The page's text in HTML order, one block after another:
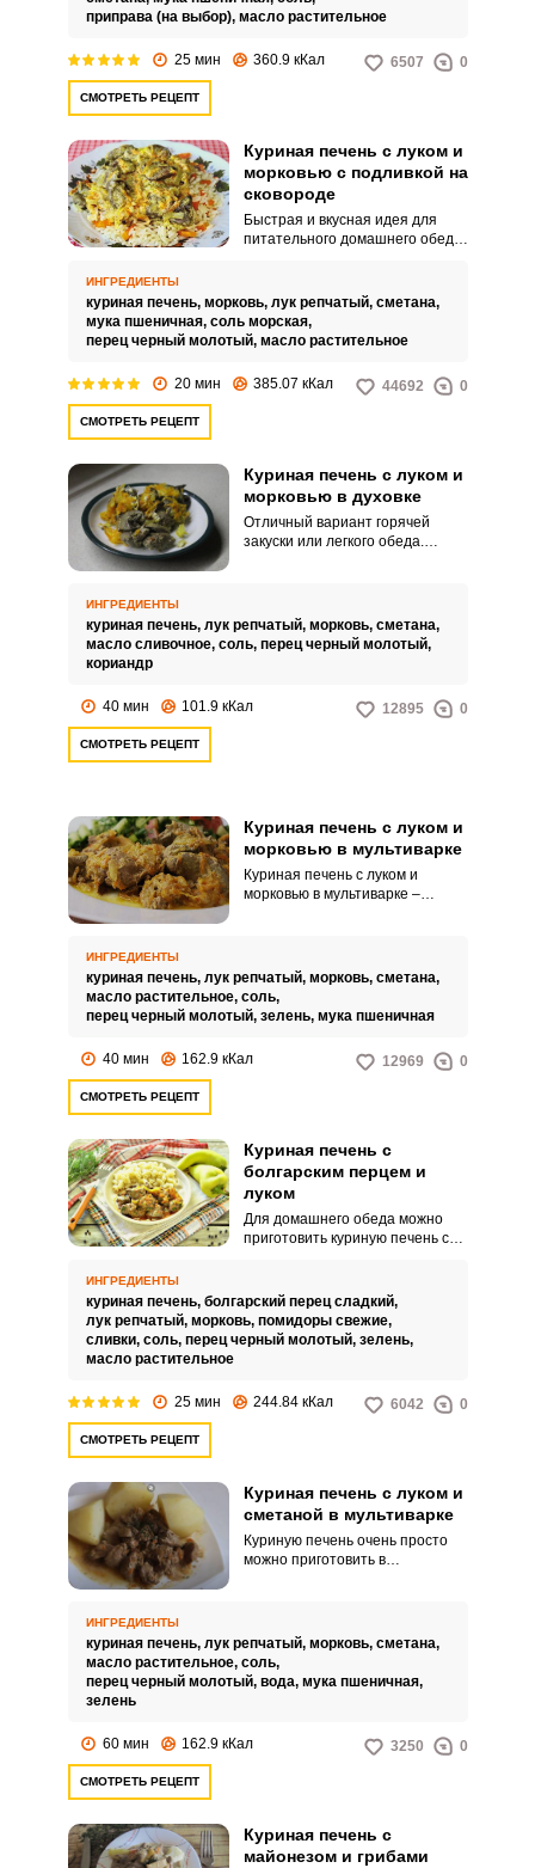
приправа (на выбор), масло растительное
25 мин 360.9 кКал 6507 0
СМОТРЕТЬ РЕЦЕПТ
Куриная печень с луком и
морковью с подливкой на
сковороде
Быстрая и вкусная идея для
питательного домашнего обеда
порадует простым
приготовлением, его можно
дополнить любым гарниром по
ИНГРЕДИЕНТЫ
куриная печень, морковь, лук репчатый, сметана,
мука пшеничная, соль морская,
перец черный молотый, масло растительное
20 мин 385.07 кКал 44692 0
СМОТРЕТЬ РЕЦЕПТ
Куриная печень с луком и
морковью в духовке
Отличный вариант горячей
закуски или легкого обеда.
специями и запекаем в духовке.
ИНГРЕДИЕНТЫ
куриная печень, лук репчатый, морковь, сметана,
масло сливочное, соль, перец черный молотый,
кориандр
40 мин 101.9 кКал 12895 0
СМОТРЕТЬ РЕЦЕПТ
Куриная печень с луком и
морковью в мультиварке
Куриная печень с луком и
морковью в мультиварке –
очень вкусна, если знать, как
правильно ее приготовить.
ИНГРЕДИЕНТЫ
куриная печень, лук репчатый, морковь, сметана,
масло растительное, соль,
перец черный молотый, зелень, мука пшеничная
40 мин 162.9 кКал 12969 0
СМОТРЕТЬ РЕЦЕПТ
Куриная печень с
болгарским перцем и
луком
Для домашнего обеда можно
приготовить куриную печень со
блюдо порадует ярким
ароматом и сочным вкусом.
ИНГРЕДИЕНТЫ
куриная печень, болгарский перец сладкий,
лук репчатый, морковь, помидоры свежие,
сливки, соль, перец черный молотый, зелень,
масло растительное
25 мин 244.84 кКал 6042 0
СМОТРЕТЬ РЕЦЕПТ
Куриная печень с луком и
сметаной в мультиварке
Куриную печень очень просто
можно приготовить в
сырую печень, сметану, воду и
специи.
ИНГРЕДИЕНТЫ
куриная печень, лук репчатый, морковь, сметана,
масло растительное, соль,
перец черный молотый, вода, мука пшеничная,
зелень
60 мин 162.9 кКал 3250 0
СМОТРЕТЬ РЕЦЕПТ
Куриная печень с
майонезом и грибами